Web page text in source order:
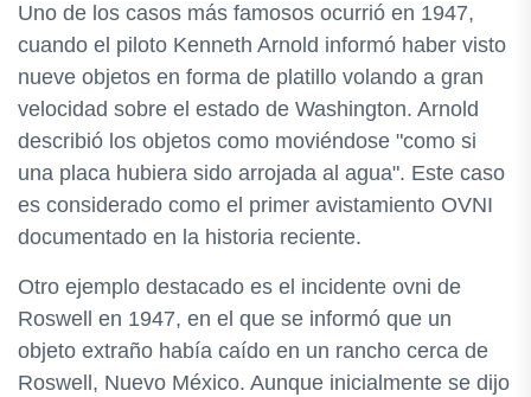
Uno de los casos más famosos ocurrió en 1947,
cuando el piloto Kenneth Arnold informó haber visto
nueve objetos en forma de platillo volando a gran
velocidad sobre el estado de Washington. Arnold
describió los objetos como moviéndose "como si
una placa hubiera sido arrojada al agua". Este caso
es considerado como el primer avistamiento OVNI
documentado en la historia reciente.
Otro ejemplo destacado es el incidente ovni de
Roswell en 1947, en el que se informó que un
objeto extraño había caído en un rancho cerca de
Roswell, Nuevo México. Aunque inicialmente se dijo